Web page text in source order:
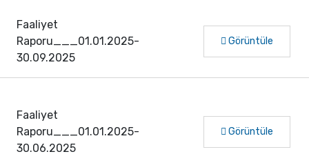
Faaliyet
Raporu___01.01.2025-
30.09.2025
Görüntüle
Faaliyet
Raporu___01.01.2025-
30.06.2025
Görüntüle